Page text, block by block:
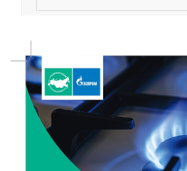
медиков за их добрые сердца
8 Авг 2026 20:37 350
В Твери росгвардейцы отметили
физкультурника турниром по